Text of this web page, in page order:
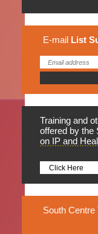
E-mail List
Training and
offered by the
on IP and
Click Here
South Centre